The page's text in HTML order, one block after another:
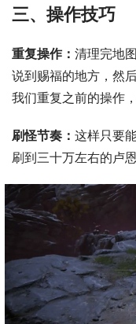
三、操作技巧
重复操作： 清理完地
说到赐福的地方，然
我们重复之前的操作
刷怪节奏： 这样只要
刷到三十万左右的卢